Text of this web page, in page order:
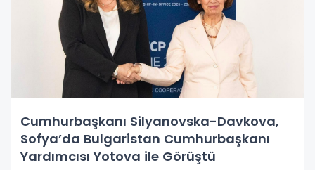
Cumhurbaşkanı Silyanovska-Davkova,
Sofya’da Bulgaristan Cumhurbaşkanı
Yardımcısı Yotova ile Görüştü